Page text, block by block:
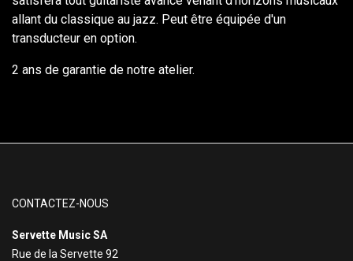
allant du classique au jazz. Peut être équipée d'un
transducteur en option.
2 ans de garantie de notre atelier.
CONTACTEZ-NOUS
Servette Music SA
Rue de la Servette 92